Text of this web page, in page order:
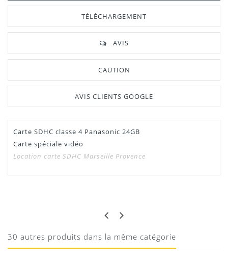
TÉLÉCHARGEMENT
AVIS
CAUTION
AVIS CLIENTS GOOGLE
Manuel /
Notice
Télécharger Dans L'onglet
"Télécharger"
Carte SDHC classe 4 Panasonic 24GB
Carte spéciale vidéo
Location carte SDHC Marseille Provence
10/08/2020
30 autres produits dans la même catégorie